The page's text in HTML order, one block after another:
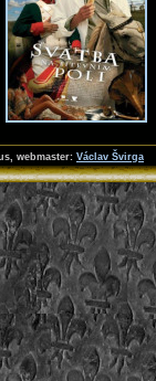
, webmaster: Václav Švirga